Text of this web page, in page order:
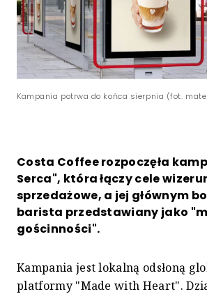
Kampania potrwa do końca sierpnia (fot.
Costa Coffee rozpoczęła
Serca", która łączy cele
sprzedażowe, a jej głównym
barista przedstawiany jako
gościnności".
Kampania jest lokalną odsłoną
platformy "Made with Heart".